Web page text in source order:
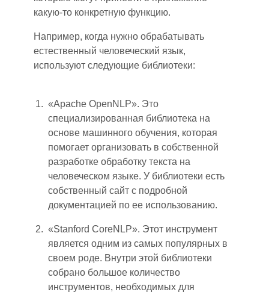
какую-то конкретную функцию.
Например, когда нужно обрабатывать
естественный человеческий язык,
используют следующие библиотеки:
«Apache OpenNLP». Это
специализированная библиотека на
основе машинного обучения, которая
помогает организовать в собственной
разработке обработку текста на
человеческом языке. У библиотеки есть
собственный сайт с подробной
документацией по ее использованию.
«Stanford CoreNLP». Этот инструмент
является одним из самых популярных в
своем роде. Внутри этой библиотеки
собрано большое количество
инструментов, необходимых для